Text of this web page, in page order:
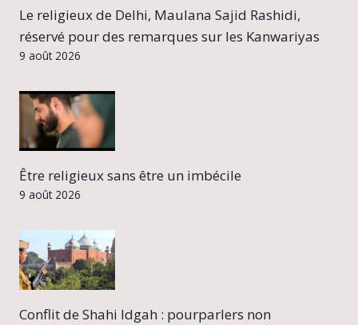
Le religieux de Delhi, Maulana Sajid Rashidi,
réservé pour des remarques sur les Kanwariyas
9 août 2026
Être religieux sans être un imbécile
9 août 2026
Conflit de Shahi Idgah : pourparlers non